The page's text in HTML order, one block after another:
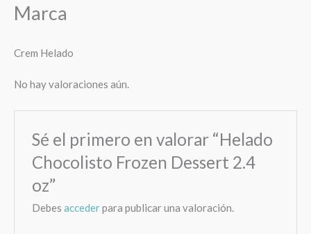
Marca
Crem Helado
No hay valoraciones aún.
Sé el primero en valorar “Helado
Chocolisto Frozen Dessert 2.4
oz”
Debesaccederpara publicar una valoración.